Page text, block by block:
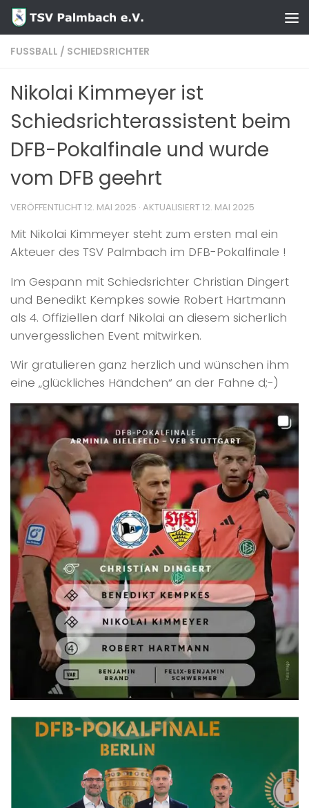
Zum Inhalt springen
FUSSBALL / SCHIEDSRICHTER
Nikolai Kimmeyer ist
Schiedsrichterassistent beim
DFB-Pokalfinale und wurde
vom DFB geehrt
VERÖFFENTLICHT12. MAI 2025 · AKTUALISIERT12. MAI 2025
Mit Nikolai Kimmeyer steht zum ersten mal ein
Akteuer des TSV Palmbach im DFB-Pokalfinale !
Im Gespann mit Schiedsrichter Christian Dingert
und Benedikt Kempkes sowie Robert Hartmann
als 4. Offiziellen darf Nikolai an diesem sicherlich
unvergesslichen Event mitwirken.
Wir gratulieren ganz herzlich und wünschen ihm
eine „glückliches Händchen“ an der Fahne d;-)